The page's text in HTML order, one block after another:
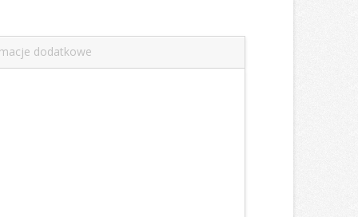
dodatkowe